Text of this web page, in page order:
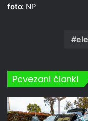
foto: NP
Povezani članki